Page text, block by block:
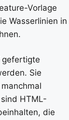
Vorlage
Wasserlinien in
gefertigte
Sie
HTML-
die